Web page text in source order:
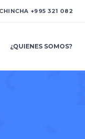
+995 321 082
¿QUIENES SOMOS?